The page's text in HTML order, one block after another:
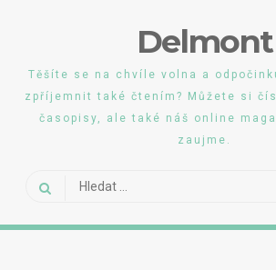
Delmont
Těšíte se na chvíle volna a
zpříjemnit také čtením? Můžete si
časopisy, ale také náš online
zaujme.
Vyhledávání